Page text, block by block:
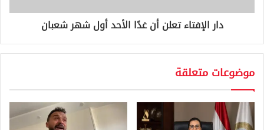
دار الإفتاء تعلن أن غدًا الأحد أول شهر شعبان
موضوعات متعلقة